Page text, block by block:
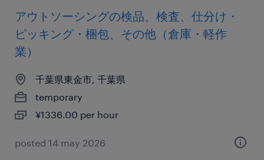
アウトソーシングの検品、検査、仕分け・
ピッキング・梱包、その他（倉庫・軽作
業）
千葉県東金市, 千葉県
temporary
¥1336.00 per hour
posted 14 may 2026